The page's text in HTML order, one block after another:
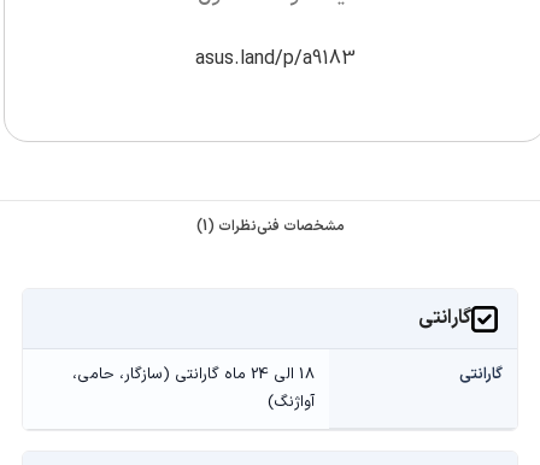
asus.land/p/a9183
مشخصات فنینظرات (1)
گارانتی
گارانتی
18 الی 24 ماه گارانتی (سازگار، حامی،
آواژنگ)